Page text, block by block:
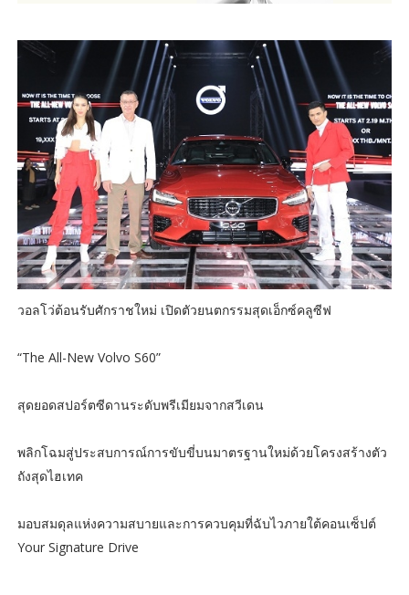
วอลโว่ต้อนรับศักราชใหม่ เปิดตัวยนตกรรมสุดเอ็กซ์คลูซีฟ
“The All-New Volvo S60”
สุดยอดสปอร์ตซีดานระดับพรีเมียมจากสวีเดน
พลิกโฉมสู่ประสบการณ์การขับขี่บนมาตรฐานใหม่ด้วยโครงสร้างตัว
ถังสุดไฮเทค
มอบสมดุลแห่งความสบายและการควบคุมที่ฉับไวภายใต้คอนเซ็ปต์
Your Signature Drive